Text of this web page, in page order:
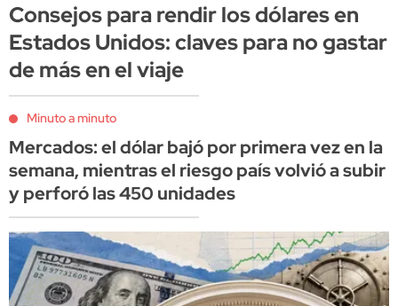
Consejos para rendir los dólares en
Estados Unidos: claves para no gastar
de más en el viaje
Minuto a minuto
Mercados: el dólar bajó por primera vez en la
semana, mientras el riesgo país volvió a subir
y perforó las 450 unidades